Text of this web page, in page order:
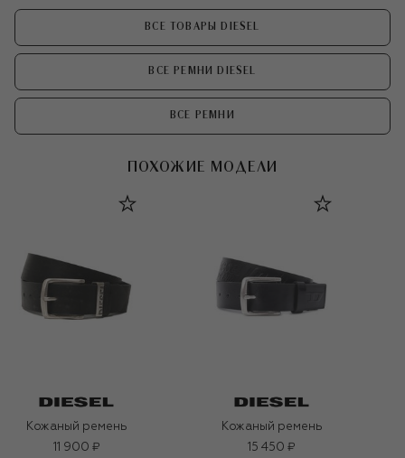
ВСЕ ТОВАРЫ DIESEL
ВСЕ РЕМНИ DIESEL
ВСЕ РЕМНИ
ПОХОЖИЕ МОДЕЛИ
Кожаный ремень
11 900 ₽
Кожаный ремень
15 450 ₽